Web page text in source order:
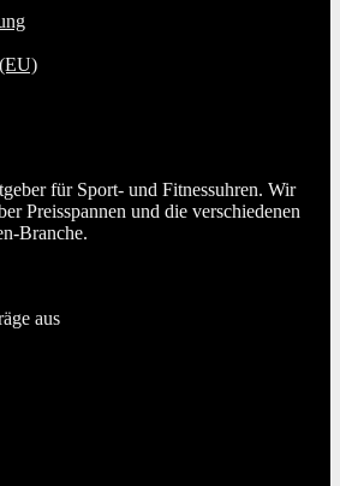
für Sport- und Fitnessuhren. Wir
Preisspannen und die verschiedenen
Branche.
aus